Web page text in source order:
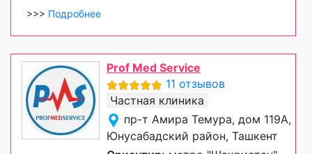
>>> Подробнее
Prof Med Service
11 отзывов
Частная клиника
пр-т Амира Темура, дом 119А,
Юнусабадский район, Ташкент